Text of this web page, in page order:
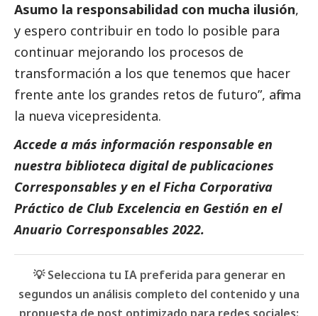
Asumo la responsabilidad con mucha ilusión,
y espero contribuir en todo lo posible para
continuar mejorando los procesos de
transformación a los que tenemos que hacer
frente ante los grandes retos de futuro”, afirma
la nueva vicepresidenta.
Accede a más información responsable en
nuestra biblioteca digital de publicaciones
Corresponsables y en elFicha Corporativa
Práctico de Club Excelencia en Gestión en el
Anuario Corresponsables 2022.
💡 Selecciona tu IA preferida para generar en
segundos un análisis completo del contenido y una